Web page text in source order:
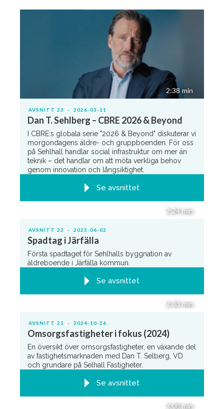
2:38 min
AVSNITT 23 - 2026-03-11
Dan T. Sehlberg – CBRE 2026 & Beyond
I CBRE:s globala serie "2026 & Beyond" diskuterar vi
morgondagens äldre- och gruppboenden. För oss
på Sehlhall handlar social infrastruktur om mer än
teknik – det handlar om att möta verkliga behov
genom innovation och långsiktighet.
Se avsnittet
2:24 min
AVSNITT 22 - 2025-06-02
Spadtag i Järfälla
Första spadtaget för Sehlhalls byggnation av
äldreboende i Järfälla kommun.
Se avsnittet
2:33 min
AVSNITT 21 - 2024-10-26
Omsorgsfastigheter i fokus (2024)
En översikt över omsorgsfastigheter, en växande del
av fastighetsmarknaden med Dan T. Selberg, VD
och grundare på Selhall Fastigheter.
Se avsnittet
3:08 min